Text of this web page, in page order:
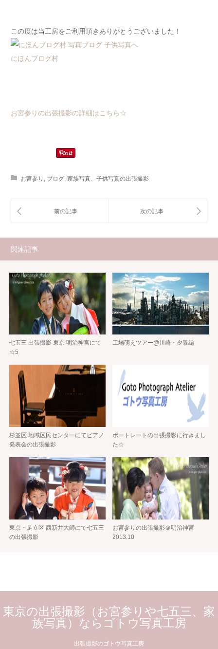
この度は当工房をご利用頂きありがとうございました！
にほんブログ村
お宮参りの出張撮影の詳細はこちら☆
お宮参り , ブログ, 家族写真、子供写真の出張撮影
関連記事
七五三 出張撮影 東京 明治神宮にて
☆5
工場萌えツアー@川崎・夕景編
杉並区 地域区民センターにてピアノ
発表会の出張撮影
ポートレートの出張撮影に行きまし
た☆
東京・足立区 西新井大師にて七五三
の出張撮影
お宮参りの出張撮影＠明治神宮
2013.10
東京の出張撮影（お宮参りや七五三、家
族写真）ならゴトウ写真工房
出張撮影のゴトウ写真工房